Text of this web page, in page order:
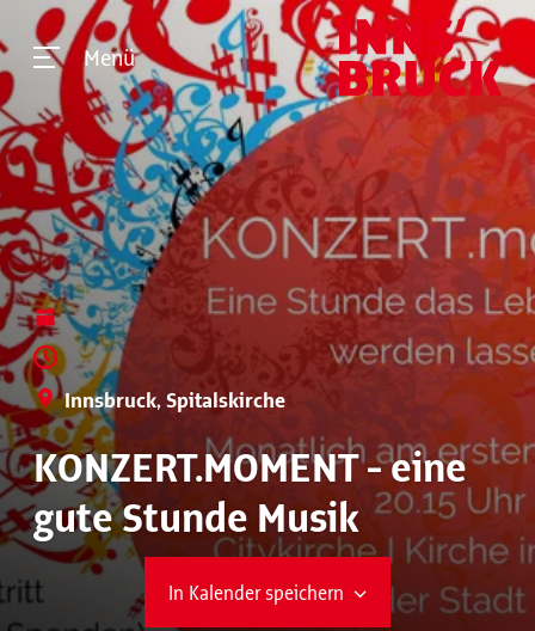
Menü
Innsbruck, Spitalskirche
KONZERT.MOMENT - eine
gute Stunde Musik
In Kalender speichern